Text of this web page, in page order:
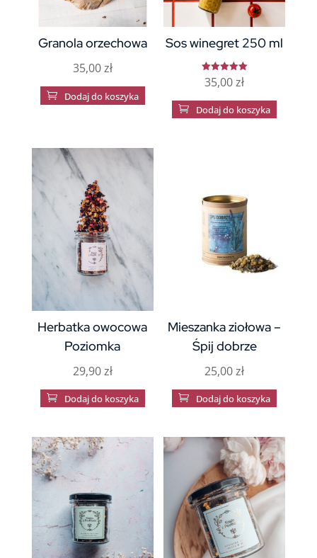
Granola orzechowa
35,00zł
 Dodaj do koszyka
Sos winegret 250 ml
Oceniono
5.00
35,00zł
 Dodaj do koszyka
Herbatka owocowa
Poziomka
29,90zł
 Dodaj do koszyka
Mieszanka ziołowa –
Śpij dobrze
25,00zł
 Dodaj do koszyka